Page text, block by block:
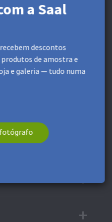
a Saal
descontos
de amostra e
e galeria — tudo numa
e recebe um
e dicas de design. Ao
Política de Privacidade
a qualquer momento.